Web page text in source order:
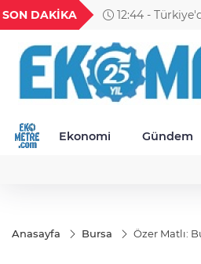
SON DAKİKA 11:09 - BNP
18,2393
TND
16,2341
Ekonomi Gündem
Anasayfa Bursa Özer Matlı: